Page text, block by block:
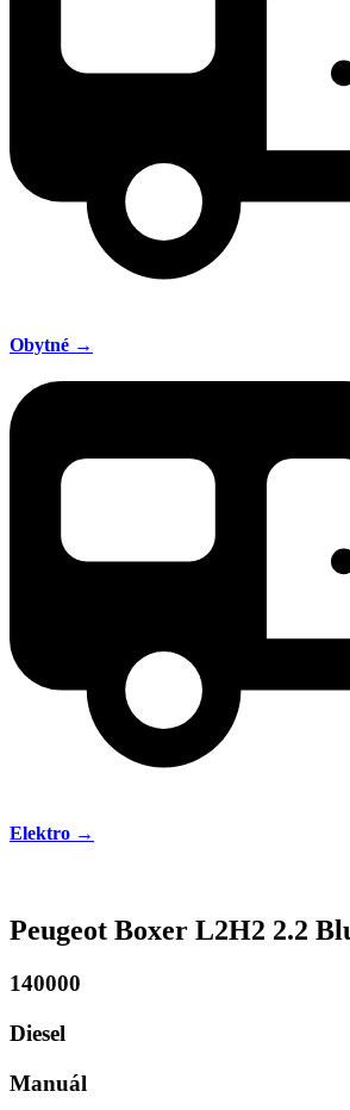
Obytné →
Elektro →
Peugeot Boxer L2H2 2.2
140000
Diesel
Manuál